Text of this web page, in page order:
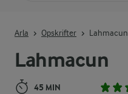
Lahmacun
45 MIN
Arla Opskrifter Lahmacun